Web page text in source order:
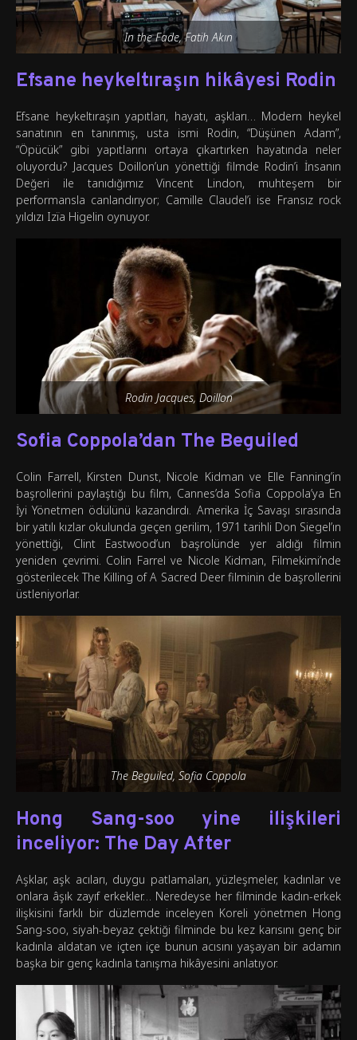
In the Fade, Fatih Akın
Efsane heykeltıraşın hikâyesi Rodin
Efsane heykeltıraşın yapıtları, hayatı, aşkları… Modern heykel
sanatının en tanınmış, usta ismi Rodin, “Düşünen Adam”,
“Öpücük” gibi yapıtlarını ortaya çıkartırken hayatında neler
oluyordu? Jacques Doillon’un yönettiği filmde Rodin’i İnsanın
Değeri ile tanıdığımız Vincent Lindon, muhteşem bir
performansla canlandırıyor; Camille Claudel’i ise Fransız rock
yıldızı Izïa Higelin oynuyor.
Rodin Jacques, Doillon
Sofia Coppola’dan The Beguiled
Colin Farrell, Kirsten Dunst, Nicole Kidman ve Elle Fanning’in
başrollerini paylaştığı bu film, Cannes’da Sofia Coppola’ya En
İyi Yönetmen ödülünü kazandırdı. Amerika İç Savaşı sırasında
bir yatılı kızlar okulunda geçen gerilim, 1971 tarihli Don Siegel’ın
yönettiği, Clint Eastwood’un başrolünde yer aldığı filmin
yeniden çevrimi. Colin Farrel ve Nicole Kidman, Filmekimi’nde
gösterilecek The Killing of A Sacred Deer filminin de başrollerini
üstleniyorlar.
The Beguiled, Sofia Coppola
Hong Sang-soo yine ilişkileri
inceliyor: The Day After
Aşklar, aşk acıları, duygu patlamaları, yüzleşmeler, kadınlar ve
onlara âşık zayıf erkekler… Neredeyse her filminde kadın-erkek
ilişkisini farklı bir düzlemde inceleyen Koreli yönetmen Hong
Sang-soo, siyah-beyaz çektiği filminde bu kez karısını genç bir
kadınla aldatan ve içten içe bunun acısını yaşayan bir adamın
başka bir genç kadınla tanışma hikâyesini anlatıyor.